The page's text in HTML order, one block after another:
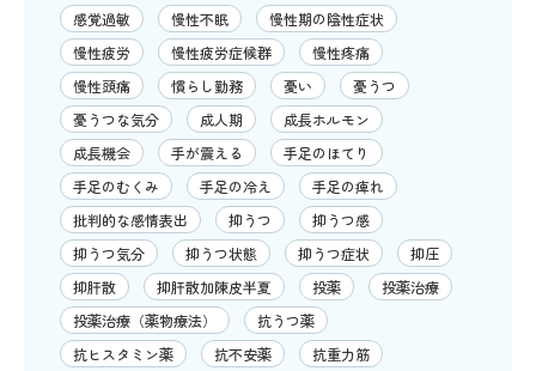
感覚過敏
慢性不眠
慢性期の陰性症状
慢性疲労
慢性疲労症候群
慢性疼痛
慢性頭痛
慣らし勤務 憂い
憂うつ
憂うつな気分
成人期
成長ホルモン
成長機会
手が震える
手足のほてり
手足のむくみ
手足の冷え
手足の痺れ
批判的な感情表出
抑うつ
抑うつ感
抑うつ気分
抑うつ状態 抑うつ症状
抑圧
抑肝散
抑肝散加陳皮半夏 投薬
投薬治療
投薬治療（薬物療法）
抗うつ薬
抗ヒスタミン薬
抗不安薬
抗重力筋